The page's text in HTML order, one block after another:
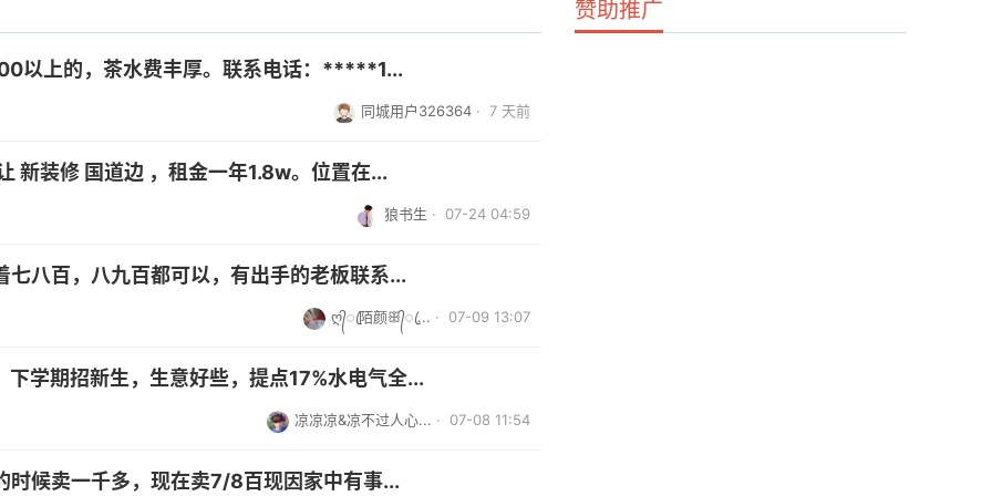
以上的，茶水费丰厚。联系电话：*****1...
同城用户326364 · 7 天前
新装修 国道边 ，租金一年1.8w。位置在...
狼书生 · 07-24 04:59
八百，八九百都可以，有出手的老板联系...
ღ᭄ꦿ陌颜ꕥ᭄ꦿ... · 07-09 13:07
学期招新生，生意好些，提点17%水电气全...
凉凉凉&凉不过人心... · 07-08 11:54
时候卖一千多，现在卖7/8百现因家中有事...
赞助推广